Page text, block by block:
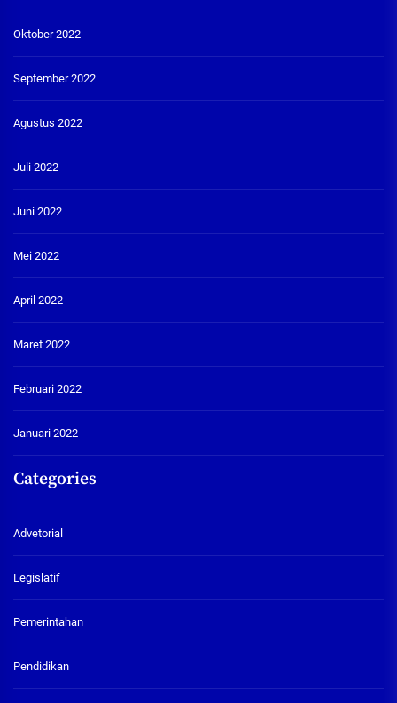
Oktober 2022
September 2022
Agustus 2022
Juli 2022
Juni 2022
Mei 2022
April 2022
Maret 2022
Februari 2022
Januari 2022
Categories
Advetorial
Legislatif
Pemerintahan
Pendidikan